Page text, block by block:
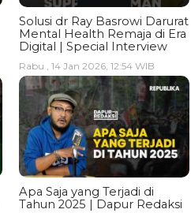
Solusi dr Ray Basrowi Darurat
Mental Health Remaja di Era
Digital | Special Interview
Rabu , 14 Jan 2026, 12:54 WIB
Apa Saja yang Terjadi di
Tahun 2025 | Dapur Redaksi